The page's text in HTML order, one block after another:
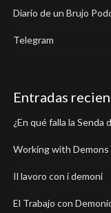
Diario de un Brujo
Telegram
Entradas
¿En qué falla la Senda
Working with Demons
Il lavoro con i demoni
El Trabajo con